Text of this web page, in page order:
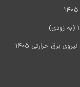
آخرین اخبار استخدام شرکت مادر تخصصی تولید نیروی برق حرارتی 1405